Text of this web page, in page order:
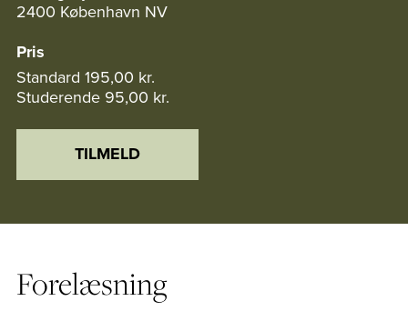
2400 København NV
Pris
Standard 195,00 kr.
Studerende 95,00 kr.
TILMELD
Forelæsning